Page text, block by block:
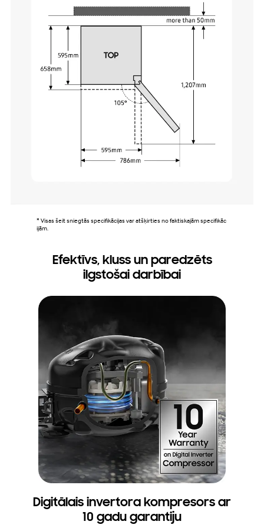
* Visas šeit sniegtās specifikācijas var atšķirties no faktiskajām specifikāc
ijām.
Efektīvs, kluss un paredzēts
ilgstošai darbībai
Digitālais invertora kompresors ar
10 gadu garantiju